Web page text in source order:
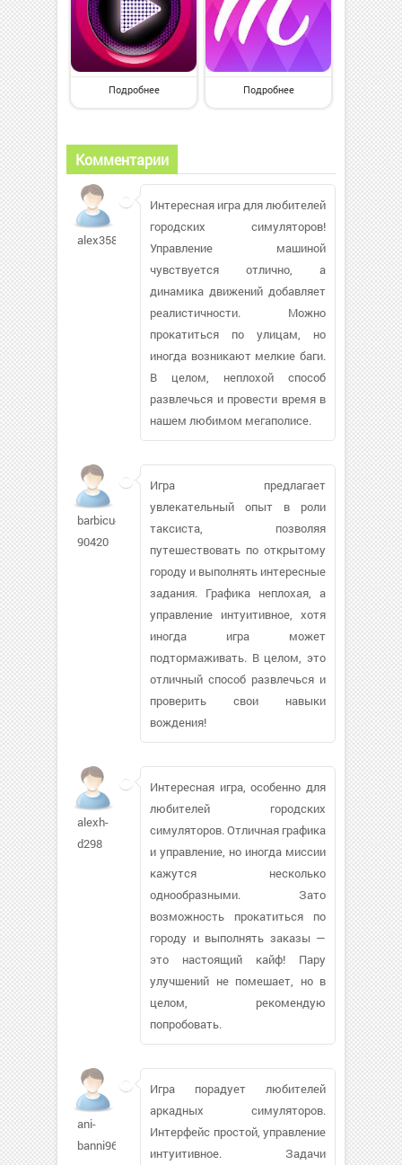
Подробнее Подробнее
Комментарии
alex3586438
Интересная игра для любителей
городских симуляторов!
Управление машиной
чувствуется отлично, а
динамика движений добавляет
реалистичности. Можно
прокатиться по улицам, но
иногда возникают мелкие баги.
В целом, неплохой способ
развлечься и провести время в
нашем любимом мегаполисе.
barbicu-
90420
Игра предлагает
увлекательный опыт в роли
таксиста, позволяя
путешествовать по открытому
городу и выполнять интересные
задания. Графика неплохая, а
управление интуитивное, хотя
иногда игра может
подтормаживать. В целом, это
отличный способ развлечься и
проверить свои навыки
вождения!
alexh-
d298
Интересная игра, особенно для
любителей городских
симуляторов. Отличная графика
и управление, но иногда миссии
кажутся несколько
однообразными. Зато
возможность прокатиться по
городу и выполнять заказы —
это настоящий кайф! Пару
улучшений не помешает, но в
целом, рекомендую
попробовать.
ani-
banni969
Игра порадует любителей
аркадных симуляторов.
Интерфейс простой, управление
интуитивное. Задачи